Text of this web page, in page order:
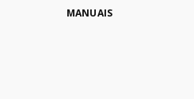
MANUAIS